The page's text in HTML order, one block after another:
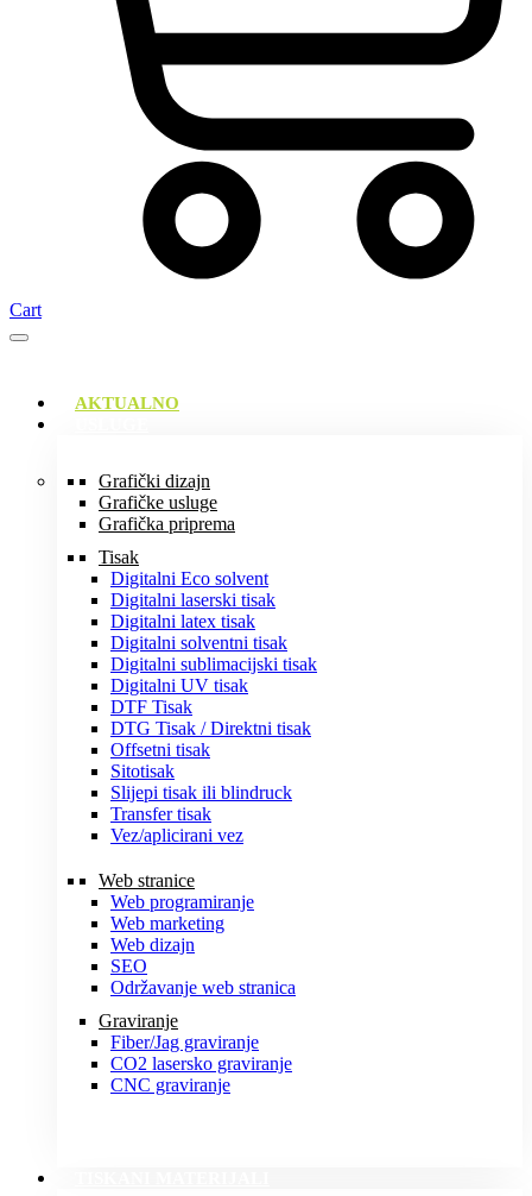
Cart
AKTUALNO
Grafički dizajn
Grafičke usluge
Grafička priprema
Tisak
Digitalni Eco solvent
Digitalni laserski tisak
Digitalni latex tisak
Digitalni solventni tisak
Digitalni sublimacijski tisak
Digitalni UV tisak
DTF Tisak
DTG Tisak / Direktni tisak
Offsetni tisak
Sitotisak
Slijepi tisak ili blindruck
Transfer tisak
Vez/aplicirani vez
Web stranice
Web programiranje
Web marketing
Web dizajn
SEO
Održavanje web stranica
Graviranje
Fiber/Jag graviranje
CO2 lasersko graviranje
CNC graviranje